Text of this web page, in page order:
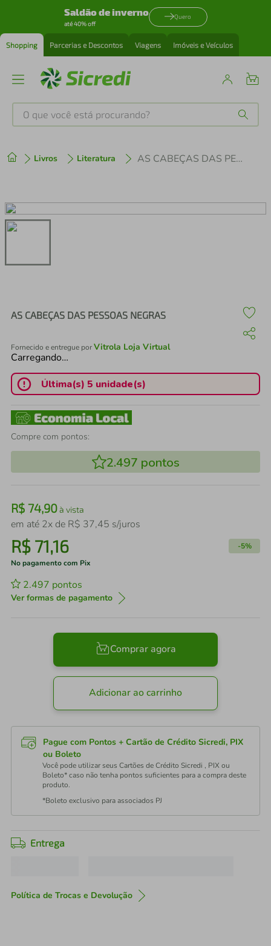
Saldão de inverno
até 40% off
Quero
Shopping Parcerias e Descontos Viagens Imóveis e Veículos
O que você está procurando?
Livros Literatura AS CABEÇAS DAS PESSOAS NEGRAS
AS CABEÇAS DAS PESSOAS NEGRAS
Fornecido e entregue porVitrola Loja Virtual
Carregando…
Última(s) 5 unidade(s)
Compre com pontos:
2.497 pontos
R$ 74,90à vista
em até 2x de R$ 37,45 s/juros
R$ 71,16 -5%
No pagamento com Pix
2.497 pontos
Ver formas de pagamento
Comprar agora
Adicionar ao carrinho
Pague com Pontos + Cartão de Crédito Sicredi, PIX
ou Boleto
Você pode utilizar seus Cartões de Crédito Sicredi , PIX ou
Boleto* caso não tenha pontos suficientes para a compra deste
produto.
*Boleto exclusivo para associados PJ
Entrega
Política de Trocas e Devolução
2º cafeteira